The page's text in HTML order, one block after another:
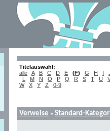
Titelauswahl:
alle
A B C D E (F) G H I
L
M N O P Q R S T U
W
X Y Z 0-9
Verweise » Standard-